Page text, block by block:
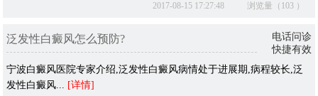
2017-08-15 17:27:48 浏览量（103 ）
泛发性白癜风怎么预防?
电话问诊
快捷有效
宁波白癜风医院专家介绍,泛发性白癜风病情处于进展期,病程较长,泛
发性白癜风... [详情]